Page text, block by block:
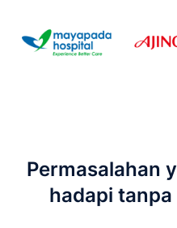
Permasalahan
hadapi